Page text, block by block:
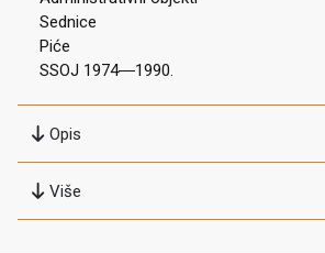
Sednice
Piće
SSOJ 1974―1990.
Opis
Više